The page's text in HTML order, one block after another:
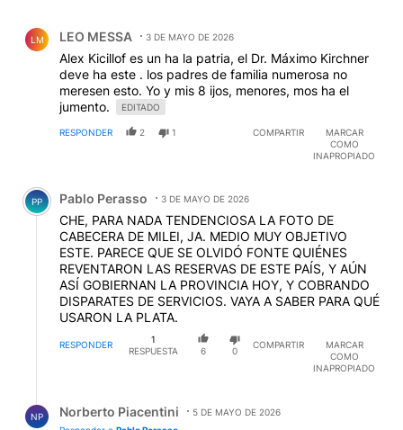
LM LEO MESSA 3 DE MAYO DE 2026
Alex Kicillof es un ha la patria, el Dr. Máximo Kirchner
deve ha este . los padres de familia numerosa no
meresen esto. Yo y mis 8 ijos, menores, mos ha el
jumento.
EDITADO
RESPONDER 2 1 COMPARTIR
MARCAR
COMO
INAPROPIADO
Comentario de Pablo Perasso.
PP Pablo Perasso 3 DE MAYO DE 2026
CHE, PARA NADA TENDENCIOSA LA FOTO DE
CABECERA DE MILEI, JA. MEDIO MUY OBJETIVO
ESTE. PARECE QUE SE OLVIDÓ FONTE QUIÉNES
REVENTARON LAS RESERVAS DE ESTE PAÍS, Y AÚN
ASÍ GOBIERNAN LA PROVINCIA HOY, Y COBRANDO
DISPARATES DE SERVICIOS. VAYA A SABER PARA QUÉ
USARON LA PLATA.
RESPONDER
1
RESPUESTA
6 0
COMPARTIR
MARCAR
COMO
INAPROPIADO
NP Norberto Piacentini
5 DE MAYO DE 2026